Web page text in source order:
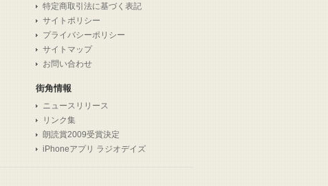
特定商取引法に基づく表記
サイトポリシー
プライバシーポリシー
サイトマップ
お問い合わせ
街角情報
ニュースリリース
リンク集
朗読賞2009受賞決定
iPhoneアプリ ラジオデイズ